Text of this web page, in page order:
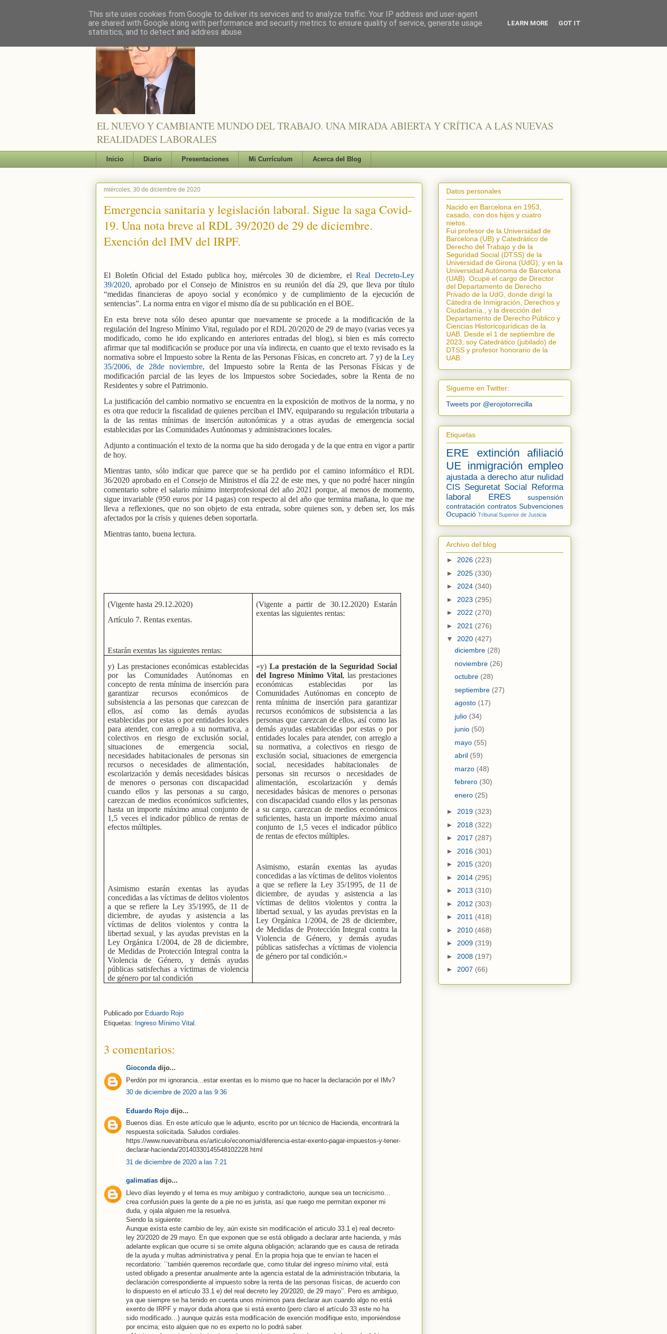
EL NUEVO Y CAMBIANTE MUNDO DEL TRABAJO. UNA MIRADA ABIERTA Y CRÍTICA A LAS NUEVAS
REALIDADES LABORALES
Inicio Diario Presentaciones Mi Currículum Acerca del Blog
miércoles, 30 de diciembre de 2020
Emergencia sanitaria y legislación laboral. Sigue la saga Covid-
19. Una nota breve al RDL 39/2020 de 29 de diciembre.
Exención del IMV del IRPF.
El Boletín Oficial del Estado publica hoy, miércoles 30 de diciembre, elReal Decreto-Ley
39/2020, aprobado por el Consejo de Ministros en su reunión del día 29, que lleva por título
“medidas financieras de apoyo social y económico y de cumplimiento de la ejecución de
sentencias”. La norma entra en vigor el mismo día de su publicación en el BOE.
En esta breve nota sólo deseo apuntar que nuevamente se procede a la modificación de la
regulación del Ingreso Mínimo Vital, regulado por el RDL 20/2020 de 29 de mayo (varias veces ya
modificado, como he ido explicando en anteriores entradas del blog), si bien es más correcto
afirmar que tal modificación se produce por una vía indirecta, en cuanto que el texto revisado es la
normativa sobre el Impuesto sobre la Renta de las Personas Físicas, en concreto art. 7 y) de la Ley
35/2006, de 28de noviembre, del Impuesto sobre la Renta de las Personas Físicas y de
modificación parcial de las leyes de los Impuestos sobre Sociedades, sobre la Renta de no
Residentes y sobre el Patrimonio.
La justificación del cambio normativo se encuentra en la exposición de motivos de la norma, y no
es otra que reducir la fiscalidad de quienes perciban el IMV, equiparando su regulación tributaria a
la de las rentas mínimas de inserción autonómicas y a otras ayudas de emergencia social
establecidas por las Comunidades Autónomas y administraciones locales.
Adjunto a continuación el texto de la norma que ha sido derogada y de la que entra en vigor a partir
de hoy.
Mientras tanto, sólo indicar que parece que se ha perdido por el camino informático el RDL
36/2020 aprobado en el Consejo de Ministros el día 22 de este mes, y que no podré hacer ningún
comentario sobre el salario mínimo interprofesional del año 2021 porque, al menos de momento,
sigue invariable (950 euros por 14 pagas) con respecto al del año que termina mañana, lo que me
lleva a reflexiones, que no son objeto de esta entrada, sobre quienes son, y deben ser, los más
afectados por la crisis y quienes deben soportarla.
Mientras tanto, buena lectura.
(Vigente hasta 29.12.2020)
Artículo 7. Rentas exentas.
Estarán exentas las siguientes rentas:
(Vigente a partir de 30.12.2020) Estarán
exentas las siguientes rentas:
y) Las prestaciones económicas establecidas
por las Comunidades Autónomas en
concepto de renta mínima de inserción para
garantizar recursos económicos de
subsistencia a las personas que carezcan de
ellos, así como las demás ayudas
establecidas por estas o por entidades locales
para atender, con arreglo a su normativa, a
colectivos en riesgo de exclusión social,
situaciones de emergencia social,
necesidades habitacionales de personas sin
recursos o necesidades de alimentación,
escolarización y demás necesidades básicas
de menores o personas con discapacidad
cuando ellos y las personas a su cargo,
carezcan de medios económicos suficientes,
hasta un importe máximo anual conjunto de
1,5 veces el indicador público de rentas de
efectos múltiples.
Asimismo estarán exentas las ayudas
concedidas a las víctimas de delitos violentos
a que se refiere la Ley 35/1995, de 11 de
diciembre, de ayudas y asistencia a las
víctimas de delitos violentos y contra la
libertad sexual, y las ayudas previstas en la
Ley Orgánica 1/2004, de 28 de diciembre,
de Medidas de Protección Integral contra la
Violencia de Género, y demás ayudas
públicas satisfechas a víctimas de violencia
de género por tal condición
«y)La prestación de la Seguridad Social
del Ingreso Mínimo Vital, las prestaciones
económicas establecidas por las
Comunidades Autónomas en concepto de
renta mínima de inserción para garantizar
recursos económicos de subsistencia a las
personas que carezcan de ellos, así como las
demás ayudas establecidas por estas o por
entidades locales para atender, con arreglo a
su normativa, a colectivos en riesgo de
exclusión social, situaciones de emergencia
social, necesidades habitacionales de
personas sin recursos o necesidades de
alimentación, escolarización y demás
necesidades básicas de menores o personas
con discapacidad cuando ellos y las personas
a su cargo, carezcan de medios económicos
suficientes, hasta un importe máximo anual
conjunto de 1,5 veces el indicador público
de rentas de efectos múltiples.
Asimismo, estarán exentas las ayudas
concedidas a las víctimas de delitos violentos
a que se refiere la Ley 35/1995, de 11 de
diciembre, de ayudas y asistencia a las
víctimas de delitos violentos y contra la
libertad sexual, y las ayudas previstas en la
Ley Orgánica 1/2004, de 28 de diciembre,
de Medidas de Protección Integral contra la
Violencia de Género, y demás ayudas
públicas satisfechas a víctimas de violencia
de género por tal condición.»
Publicado por Eduardo Rojo
Etiquetas: Ingreso Mínimo Vital.
3 comentarios:
Giocondadijo...
Perdón por mi ignorancia...estar exentas es lo mismo que no hacer la declaración por el IMv?
30 de diciembre de 2020 a las 9:36
Eduardo Rojo dijo...
Buenos días. En este artículo que le adjunto, escrito por un técnico de Hacienda, encontrará la
respuesta solicitada. Saludos cordiales.
https://www.nuevatribuna.es/articulo/economia/diferencia-estar-exento-pagar-impuestos-y-tener-
declarar-hacienda/20140330145548102228.html
31 de diciembre de 2020 a las 7:21
galimatias dijo...
Llevo días leyendo y el tema es muy ambiguo y contradictorio, aunque sea un tecnicismo…
crea confusión pues la gente de a pie no es jurista, así que ruego me permitan exponer mi
duda, y ojala alguien me la resuelva.
Siendo la siguiente:
Aunque exista este cambio de ley, aún existe sin modificación el articulo 33.1 e) real decreto-
ley 20/2020 de 29 mayo. En que exponen que se está obligado a declarar ante hacienda, y más
adelante explican que ocurre si se omite alguna obligación; aclarando que es causa de retirada
de la ayuda y multas administrativa y penal. En la propia hoja que te envían te hacen el
recordatorio: ``también queremos recordarle que, como titular del ingreso mínimo vital, está
usted obligado a presentar anualmente ante la agencia estatal de la administración tributaria, la
declaración correspondiente al impuesto sobre la renta de las personas físicas, de acuerdo con
lo dispuesto en el artículo 33.1 e) del real decreto ley 20/2020, de 29 mayo’’. Pero es ambiguo,
ya que siempre se ha tenido en cuenta unos mínimos para declarar aun cuando algo no está
exento de IRPF y mayor duda ahora que si está exento (pero claro el artículo 33 este no ha
sido modificado…) aunque quizás esta modificación de exención modifique esto, imponiéndose
por encima; esto alguien que no es experto no lo podrá saber.
Datos personales
Nacido en Barcelona en 1953,
casado, con dos hijos y cuatro
nietos.
Fui profesor de la Universidad de
Barcelona (UB) y Catedrático de
Derecho del Trabajo y de la
Seguridad Social (DTSS) de la
Universidad de Girona (UdG); y en la
Universidad Autónoma de Barcelona
(UAB). Ocupé el cargo de Director
del Departamento de Derecho
Privado de la UdG, donde dirigí la
Cátedra de Inmigración, Derechos y
Ciudadanía.
, y la dirección del
Departamento de Derecho Público y
Ciencias Historicojurídicas de la
UAB. Desde el 1 de septiembre de
2023, soy Catedrático (jubilado) de
DTSS y profesor honorario de la
UAB.
Sígueme en Twitter:
Tweets por @erojotorrecilla
Etiquetas
ERE extinción
afiliació
UE inmigración empleo
ajustada a derecho atur nulidad
CIS Seguretat Social Reforma
laboral
ERES
suspensión
contratación contratos Subvenciones
Ocupació Tribunal Superior de Justicia
Archivo del blog
► 2026 (223)
► 2025 (330)
► 2024 (340)
► 2023 (295)
► 2022 (270)
► 2021 (276)
▼ 2020 (427)
diciembre (28)
noviembre (26)
octubre (28)
septiembre (27)
agosto (17)
julio (34)
junio (50)
mayo (55)
abril (59)
marzo (48)
febrero (30)
enero (25)
► 2019 (323)
► 2018 (322)
► 2017 (287)
► 2016 (301)
► 2015 (320)
► 2014 (295)
► 2013 (310)
► 2012 (303)
► 2011 (418)
► 2010 (468)
► 2009 (319)
► 2008 (197)
► 2007 (66)
This site uses cookies from Google to deliver its services and to analyze traffic. Your IP address and user-agent
are shared with Google along with performance and security metrics to ensure quality of service, generate usage
statistics, and to detect and address abuse.
LEARN MORE GOT IT